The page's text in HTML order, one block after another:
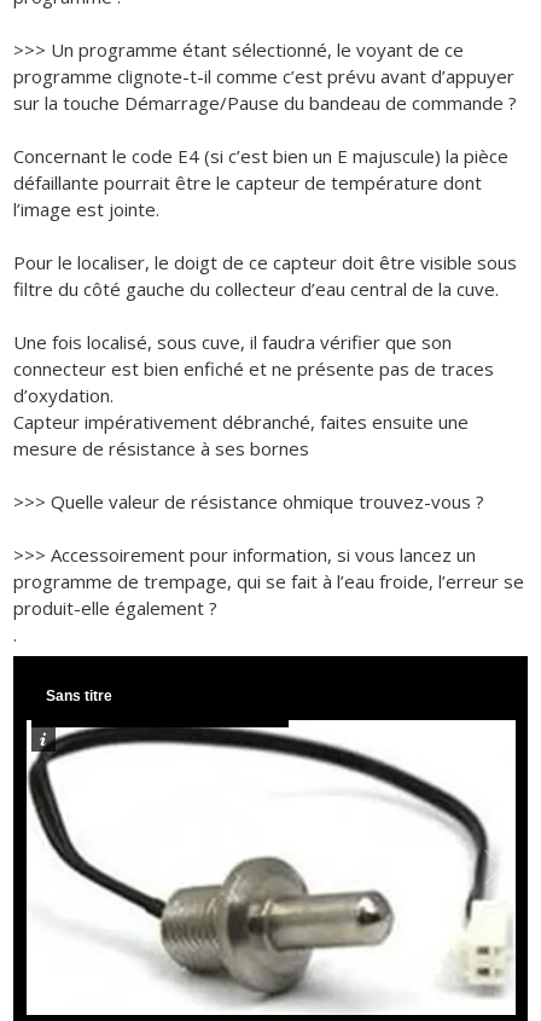
>>> Un programme étant sélectionné, le voyant de ce
programme clignote-t-il comme c’est prévu avant d’appuyer
sur la touche Démarrage/Pause du bandeau de commande ?
Concernant le code E4 (si c’est bien un E majuscule) la pièce
défaillante pourrait être le capteur de température dont
l’image est jointe.
Pour le localiser, le doigt de ce capteur doit être visible sous
filtre du côté gauche du collecteur d’eau central de la cuve.
Une fois localisé, sous cuve, il faudra vérifier que son
connecteur est bien enfiché et ne présente pas de traces
d’oxydation.
Capteur impérativement débranché, faites ensuite une
mesure de résistance à ses bornes
>>> Quelle valeur de résistance ohmique trouvez-vous ?
>>> Accessoirement pour information, si vous lancez un
programme de trempage, qui se fait à l’eau froide, l’erreur se
produit-elle également ?
.
Sans titre